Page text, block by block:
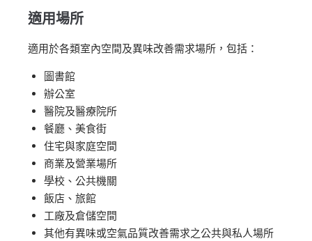
適用場所
適用於各類室內空間及異味改善需求場所，包括：
圖書館
辦公室
醫院及醫療院所
餐廳、美食街
住宅與家庭空間
商業及營業場所
學校、公共機關
飯店、旅館
工廠及倉儲空間
其他有異味或空氣品質改善需求之公共與私人場所